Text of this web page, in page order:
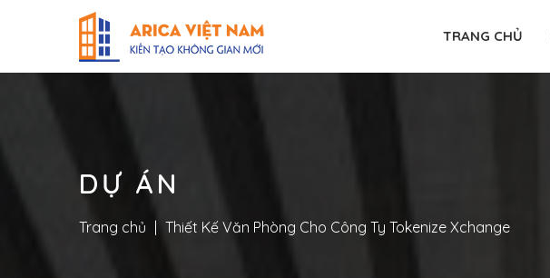
TRANG CHỦ
DỰ ÁN
Trang chủ Thiết Kế Văn Phòng Cho Công Ty Tokenize Xchange